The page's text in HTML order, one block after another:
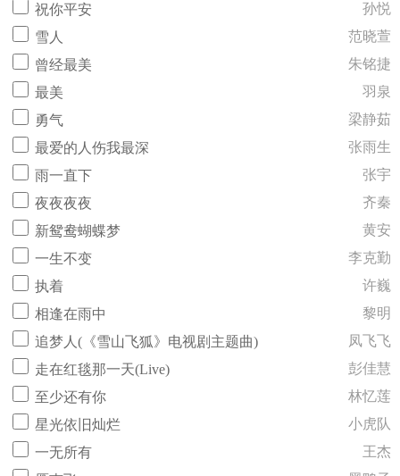
祝你平安
孙悦
雪人
范晓萱
曾经最美
朱铭捷
最美
羽泉
勇气
梁静茹
最爱的人伤我最深
张雨生
雨一直下
张宇
夜夜夜夜
齐秦
新鸳鸯蝴蝶梦
黄安
一生不变
李克勤
执着
许巍
相逢在雨中
黎明
追梦人(《雪山飞狐》电视剧主题曲)
凤飞飞
走在红毯那一天(Live)
彭佳慧
至少还有你
林忆莲
星光依旧灿烂
小虎队
一无所有
王杰